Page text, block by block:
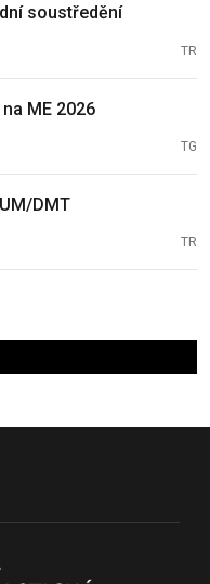
soustředění
TR
ME 2026
TG
DMT
TR